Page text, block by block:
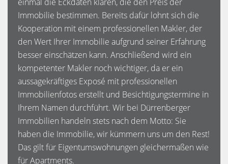
Immobilie bestimmen. Bereits dafür lohnt sich die
Kooperation mit einem professionellen Makler, der
den Wert Ihrer Immobilie aufgrund seiner Erfahrung
besser einschätzen kann. Anschließend wird ein
kompetenter Makler noch wichtiger, da er ein
aussagekräftiges Exposé mit professionellen
Immobilienfotos erstellt und Besichtigungstermine in
Ihrem Namen durchführt. Wir bei Dürrenberger
Immobilien handeln stets nach dem Motto: Sie
haben die Immobilie, wir kümmern uns um den Rest!
Das gilt für Eigentumswohnungen gleichermaßen wie
für Apartments.